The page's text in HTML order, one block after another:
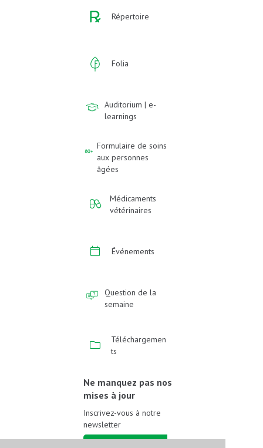
Répertoire
Folia
Auditorium | e-
learnings
Formulaire de soins
aux personnes
âgées
Médicaments
vétérinaires
Événements
Question de la
semaine
Téléchargemen
ts
Ne manquez pas nos
mises à jour
Inscrivez-vous à notre
newsletter